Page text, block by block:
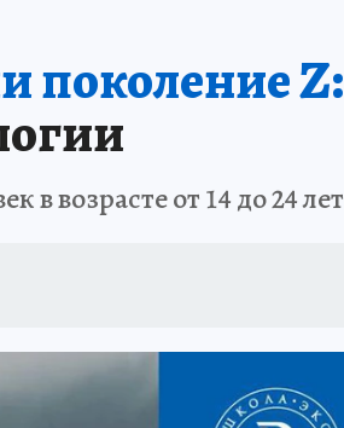
поколение Z:
в возрасте от 14 до 24 лет